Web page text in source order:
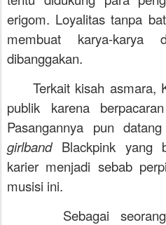
erigom. Loyalitas tanpa
membuat karya-
dibanggakan.
Terkait kisah asmara,
publik karena
Pasangannya pun
girlbandBlackpink yang
karier menjadi sebab
musisi ini.
Sebagai